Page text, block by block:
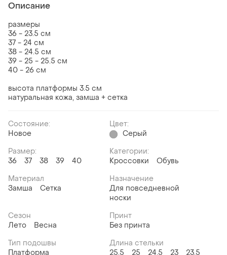
Описание
размеры
36 - 23.5 см
37 - 24 см
38 - 24.5 см
39 - 25 - 25.5 см
40 - 26 см
высота платформы 3.5 см
натуральная кожа, замша + сетка
Состояние:
Новое
Цвет:
Серый
Размер:
36
37 38 39 40
Категории:
Кроссовки
Обувь
Материал
Замша
Сетка
Назначение
Для повседневной
носки
Сезон
Лето
Весна
Принт
Без принта
Тип подошвы
Платформа
Длина стельки
25,5
25 24,5 23
23,5